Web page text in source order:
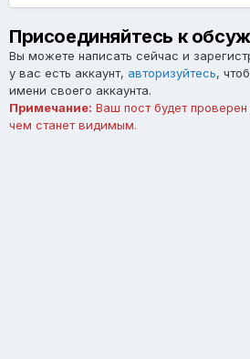
Присоединяйтесь к
Вы можете написать сейчас и
у вас есть аккаунт, авторизуйтесь,
имени своего аккаунта.
Примечание: Ваш пост будет
чем станет видимым.